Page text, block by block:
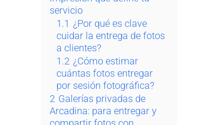
servicio
1.1 ¿Por qué es clave
cuidar la entrega de fotos
a clientes?
1.2 ¿Cómo estimar
cuántas fotos entregar
por sesión fotográfica?
2 Galerías privadas de
Arcadina: para entregar y